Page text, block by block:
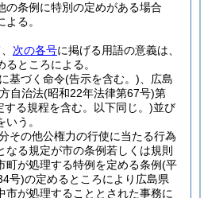
の条例に特別の定めがある場合
る。
次の各号に掲げる用語の意義は、
るところによる。
基づく命令(告示を含む。) 、広島
自治法(昭和22年法律第67号)第
する規程を含む。以下同じ。)並び
う。
の他公権力の行使に当たる行為
なる規定が市の条例若しくは規則
町が処理する特例を定める条例(平
号)の定めるところにより広島県
市が処理することとされた事務に